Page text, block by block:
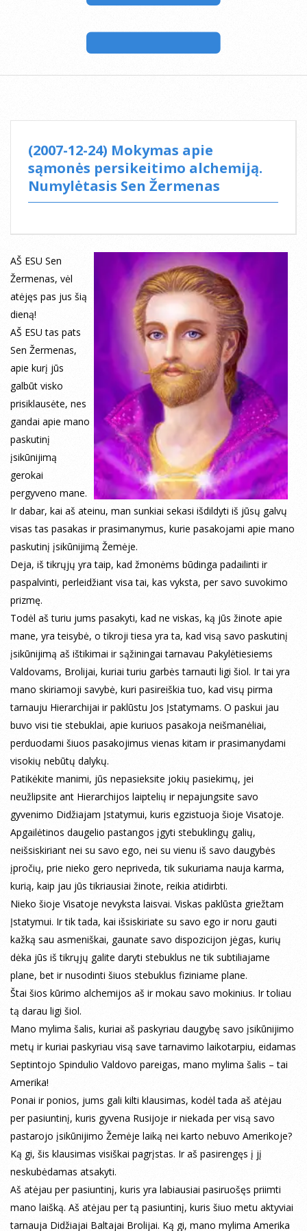
(2007-12-24) Mokymas apie
sąmonės persikeitimo alchemiją.
Numylėtasis Sen Žermenas
AŠ ESU Sen
Žermenas, vėl
atėjęs pas jus šią
dieną!
AŠ ESU tas pats
Sen Žermenas,
apie kurį jūs
galbūt visko
prisiklausėte, nes
gandai apie mano
paskutinį
įsikūnijimą
gerokai
pergyveno mane.
Ir dabar, kai aš ateinu, man sunkiai sekasi išdildyti iš jūsų galvų
visas tas pasakas ir prasimanymus, kurie pasakojami apie mano
paskutinį įsikūnijimą Žemėje.
Deja, iš tikrųjų yra taip, kad žmonėms būdinga padailinti ir
paspalvinti, perleidžiant visa tai, kas vyksta, per savo suvokimo
prizmę.
Todėl aš turiu jums pasakyti, kad ne viskas, ką jūs žinote apie
mane, yra teisybė, o tikroji tiesa yra ta, kad visą savo paskutinį
įsikūnijimą aš ištikimai ir sąžiningai tarnavau Pakylėtiesiems
Valdovams, Brolijai, kuriai turiu garbės tarnauti ligi šiol. Ir tai yra
mano skiriamoji savybė, kuri pasireiškia tuo, kad visų pirma
tarnauju Hierarchijai ir paklūstu Jos Įstatymams. O paskui jau
buvo visi tie stebuklai, apie kuriuos pasakoja neišmanėliai,
perduodami šiuos pasakojimus vienas kitam ir prasimanydami
visokių nebūtų dalykų.
Patikėkite manimi, jūs nepasieksite jokių pasiekimų, jei
neužlipsite ant Hierarchijos laiptelių ir nepajungsite savo
gyvenimo Didžiajam Įstatymui, kuris egzistuoja šioje Visatoje.
Apgailėtinos daugelio pastangos įgyti stebuklingų galių,
neišsiskiriant nei su savo ego, nei su vienu iš savo daugybės
įpročių, prie nieko gero nepriveda, tik sukuriama nauja karma,
kurią, kaip jau jūs tikriausiai žinote, reikia atidirbti.
Nieko šioje Visatoje nevyksta laisvai. Viskas paklūsta griežtam
Įstatymui. Ir tik tada, kai išsiskiriate su savo ego ir noru gauti
kažką sau asmeniškai, gaunate savo dispozicijon jėgas, kurių
dėka jūs iš tikrųjų galite daryti stebuklus ne tik subtiliajame
plane, bet ir nusodinti šiuos stebuklus fiziniame plane.
Štai šios kūrimo alchemijos aš ir mokau savo mokinius. Ir toliau
tą darau ligi šiol.
Mano mylima šalis, kuriai aš paskyriau daugybę savo įsikūnijimo
metų ir kuriai paskyriau visą save tarnavimo laikotarpiu, eidamas
Septintojo Spindulio Valdovo pareigas, mano mylima šalis – tai
Amerika!
Ponai ir ponios, jums gali kilti klausimas, kodėl tada aš atėjau
per pasiuntinį, kuris gyvena Rusijoje ir niekada per visą savo
pastarojo įsikūnijimo Žemėje laiką nei karto nebuvo Amerikoje?
Ką gi, šis klausimas visiškai pagrįstas. Ir aš pasirengęs į jį
neskubėdamas atsakyti.
Aš atėjau per pasiuntinį, kuris yra labiausiai pasiruošęs priimti
mano laišką. Aš atėjau per tą pasiuntinį, kuris šiuo metu aktyviai
tarnauja Didžiajai Baltajai Brolijai. Ką gi, mano mylima Amerika